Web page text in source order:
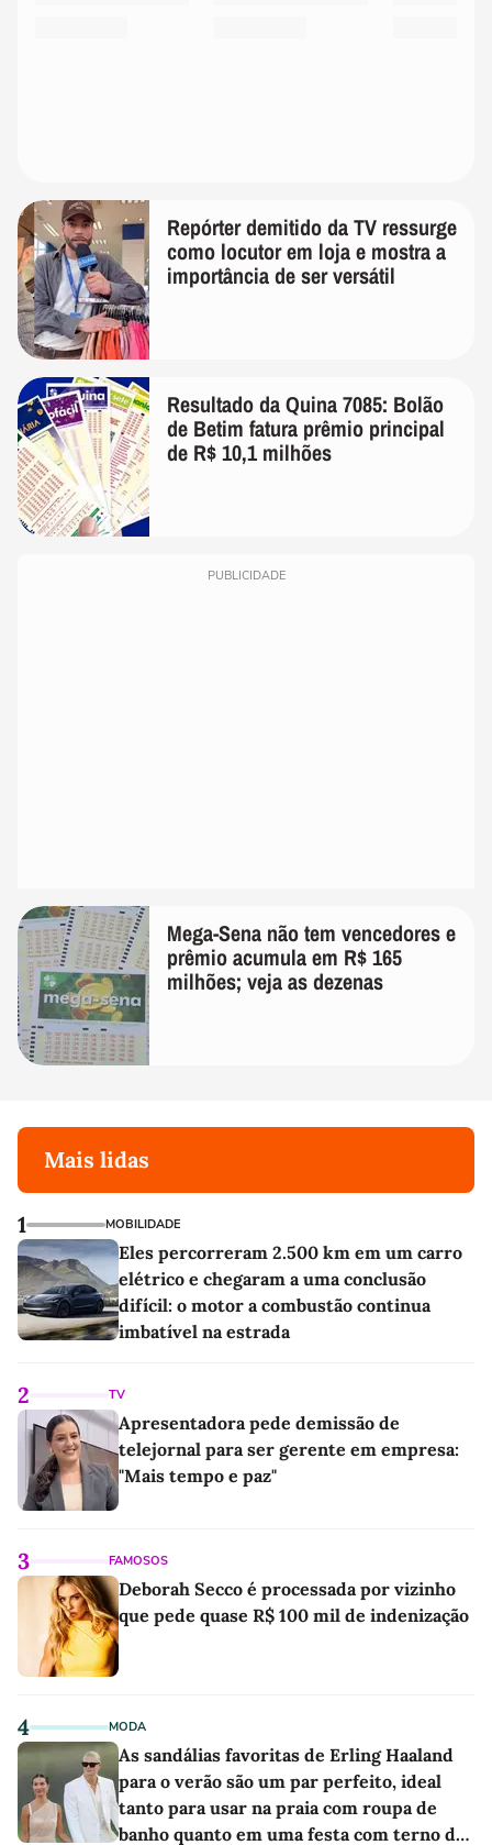
Repórter demitido da TV ressurge
como locutor em loja e mostra a
importância de ser versátil
Resultado da Quina 7085: Bolão
de Betim fatura prêmio principal
de R$ 10,1 milhões
PUBLICIDADE
Mega-Sena não tem vencedores e
prêmio acumula em R$ 165
milhões; veja as dezenas
Mais lidas
1 MOBILIDADE
Eles percorreram 2.500 km em um carro
elétrico e chegaram a uma conclusão
difícil: o motor a combustão continua
imbatível na estrada
2 TV
Apresentadora pede demissão de
telejornal para ser gerente em empresa:
"Mais tempo e paz"
3 FAMOSOS
Deborah Secco é processada por vizinho
que pede quase R$ 100 mil de indenização
4 MODA
As sandálias favoritas de Erling Haaland
para o verão são um par perfeito, ideal
tanto para usar na praia com roupa de
banho quanto em uma festa com terno de